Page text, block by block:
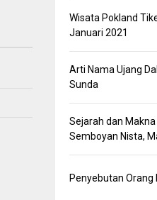
Wisata Pokland
Januari 2021
Arti Nama Ujang
Sunda
Sejarah dan Makna
Semboyan Nista,
Penyebutan Orang